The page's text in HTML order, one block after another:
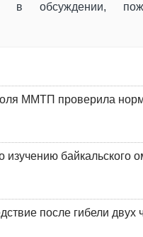
в обсуждении,
ММТП проверила
байкальского
после гибели двух